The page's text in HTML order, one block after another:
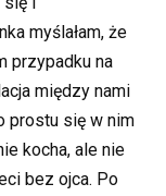
myślałam, że
przypadku na
między nami
prostu się w nim
kocha, ale nie
bez ojca. Po